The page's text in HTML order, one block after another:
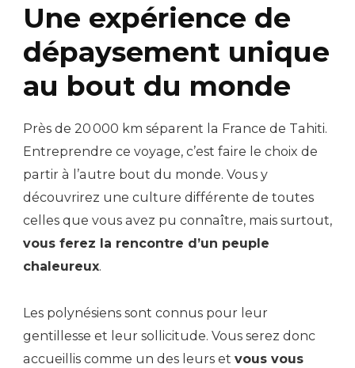
Une expérience de
dépaysement unique
au bout du monde
Près de 20 000 km séparent la France de Tahiti.
Entreprendre ce voyage, c’est faire le choix de
partir à l’autre bout du monde. Vous y
découvrirez une culture différente de toutes
celles que vous avez pu connaître, mais surtout,
vous ferez la rencontre d’un peuple
chaleureux.
Les polynésiens sont connus pour leur
gentillesse et leur sollicitude. Vous serez donc
accueillis comme un des leurs et vous vous